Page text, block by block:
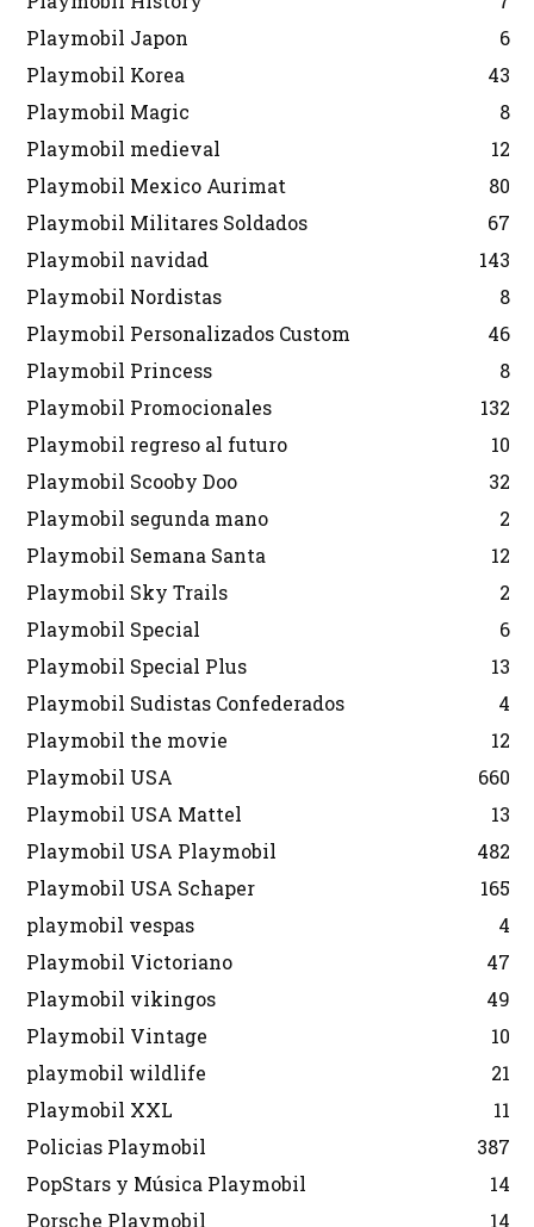
Playmobil Japon
6
Playmobil Korea
43
Playmobil Magic
8
Playmobil medieval
12
Playmobil Mexico Aurimat
80
Playmobil Militares Soldados
67
Playmobil navidad
143
Playmobil Nordistas
8
Playmobil Personalizados Custom
46
Playmobil Princess
8
Playmobil Promocionales
132
Playmobil regreso al futuro
10
Playmobil Scooby Doo
32
Playmobil segunda mano
2
Playmobil Semana Santa
12
Playmobil Sky Trails
2
Playmobil Special
6
Playmobil Special Plus
13
Playmobil Sudistas Confederados
4
Playmobil the movie
12
Playmobil USA
660
Playmobil USA Mattel
13
Playmobil USA Playmobil
482
Playmobil USA Schaper
165
playmobil vespas
4
Playmobil Victoriano
47
Playmobil vikingos
49
Playmobil Vintage
10
playmobil wildlife
21
Playmobil XXL
11
Policias Playmobil
387
PopStars y Música Playmobil
14
Porsche Playmobil
14